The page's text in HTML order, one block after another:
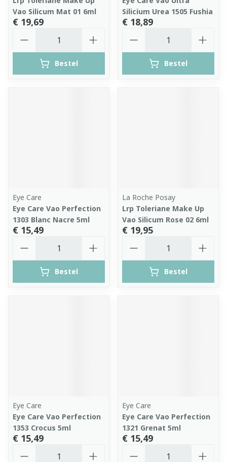
Vao Silicum Mat 01 6ml
€ 19,69
Bestel
Silicium Urea 1505 Fushia
€ 18,89
Bestel
Eye Care
Eye Care Vao Perfection
1303 Blanc Nacre 5ml
€ 15,49
Bestel
La Roche Posay
Lrp Toleriane Make Up
Vao Silicum Rose 02 6ml
€ 19,95
Bestel
Eye Care
Eye Care Vao Perfection
1353 Crocus 5ml
€ 15,49
Eye Care
Eye Care Vao Perfection
1321 Grenat 5ml
€ 15,49